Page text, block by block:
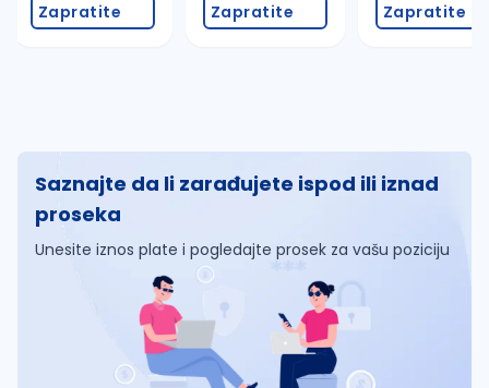
Zapratite Zapratite Zapratite
Saznajte da li zarađujete ispod ili iznad
proseka
Unesite iznos plate i pogledajte prosek za vašu poziciju